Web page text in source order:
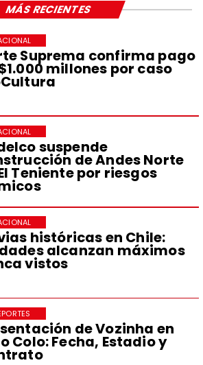
Suprema confirma pago
millones por caso
suspende
de Andes Norte
Teniente por riesgos
históricas en Chile:
alcanzan máximos
vistos
de Vozinha en
Colo: Fecha, Estadio y
MÁS RECIENTES